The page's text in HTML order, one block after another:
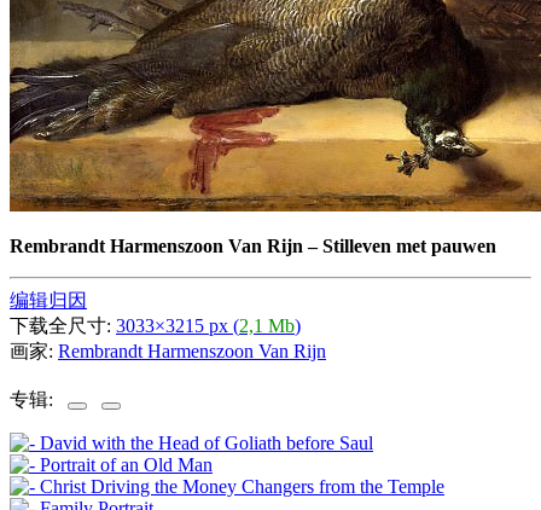
Rembrandt Harmenszoon Van Rijn –Stilleven met pauwen
编辑归因
下载全尺寸: 3033×3215 px (2,1 Mb)
画家: Rembrandt Harmenszoon Van Rijn
专辑: